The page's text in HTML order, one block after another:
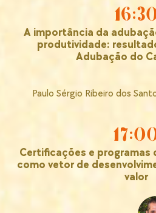
A importância da
produtividade:
Adubação do
Paulo Sérgio Ribeiro dos
Certificações e
como vetor de
valor